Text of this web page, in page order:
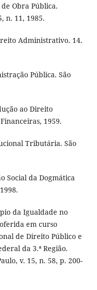
Obra Pública.
n. 11, 1985.
Administrativo. 14.
Pública. São
ao Direito
1959.
Tributária. São
Social da Dogmática
da Igualdade no
em curso
de Direito Público e
da 3.ª Região.
v. 15, n. 58, p. 200-